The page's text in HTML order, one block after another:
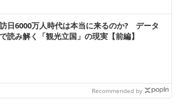
訪日6000万人時代は本当に来るのか? データ
で読み解く「観光立国」の現実【前編】
Recommended by